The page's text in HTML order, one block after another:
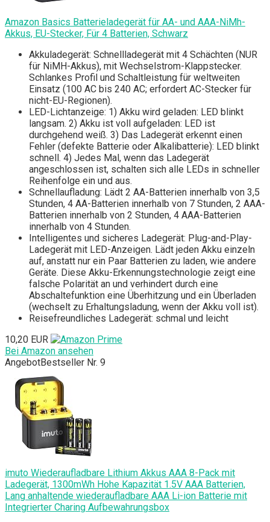
Amazon Basics Batterieladegerät für AA- und AAA-NiMh-
Akkus, EU-Stecker, Für 4 Batterien, Schwarz
Akkuladegerät: Schnellladegerät mit 4 Schächten (NUR
für NiMH-Akkus), mit Wechselstrom-Klappstecker.
Schlankes Profil und Schaltleistung für weltweiten
Einsatz (100 AC bis 240 AC; erfordert AC-Stecker für
nicht-EU-Regionen).
LED-Lichtanzeige: 1) Akku wird geladen: LED blinkt
langsam. 2) Akku ist voll aufgeladen: LED ist
durchgehend weiß. 3) Das Ladegerät erkennt einen
Fehler (defekte Batterie oder Alkalibatterie): LED blinkt
schnell. 4) Jedes Mal, wenn das Ladegerät
angeschlossen ist, schalten sich alle LEDs in schneller
Reihenfolge ein und aus.
Schnellaufladung: Lädt 2 AA-Batterien innerhalb von 3,5
Stunden, 4 AA-Batterien innerhalb von 7 Stunden, 2 AAA-
Batterien innerhalb von 2 Stunden, 4 AAA-Batterien
innerhalb von 4 Stunden.
Intelligentes und sicheres Ladegerät: Plug-and-Play-
Ladegerät mit LED-Anzeigen. Lädt jeden Akku einzeln
auf, anstatt nur ein Paar Batterien zu laden, wie andere
Geräte. Diese Akku-Erkennungstechnologie zeigt eine
falsche Polarität an und verhindert durch eine
Abschaltefunktion eine Überhitzung und ein Überladen
(wechselt zu Erhaltungsladung, wenn der Akku voll ist).
Reisefreundliches Ladegerät: schmal und leicht
10,20 EUR
Bei Amazon ansehen
AngebotBestseller Nr. 9
imuto Wiederaufladbare Lithium Akkus AAA 8-Pack mit
Ladegerät, 1300mWh Hohe Kapazität 1.5V AAA Batterien,
Lang anhaltende wiederaufladbare AAA Li-ion Batterie mit
Integrierter Charing Aufbewahrungsbox